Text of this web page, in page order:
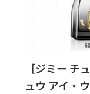
［ジミー チ
ュウ アイ・